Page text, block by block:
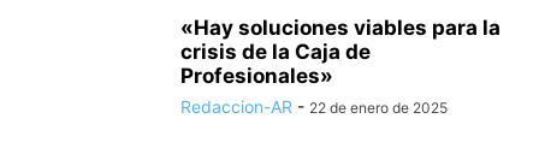
«Hay soluciones viables para la
crisis de la Caja de
Profesionales»
Redaccion-AR - 22 de enero de 2025